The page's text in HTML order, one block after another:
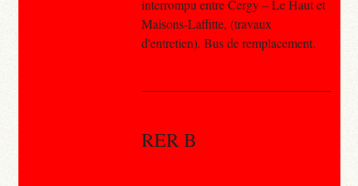
interrompu entre Cergy – Le Haut et
Maisons-Laffitte, (travaux
d'entretien). Bus de remplacement.
RER B